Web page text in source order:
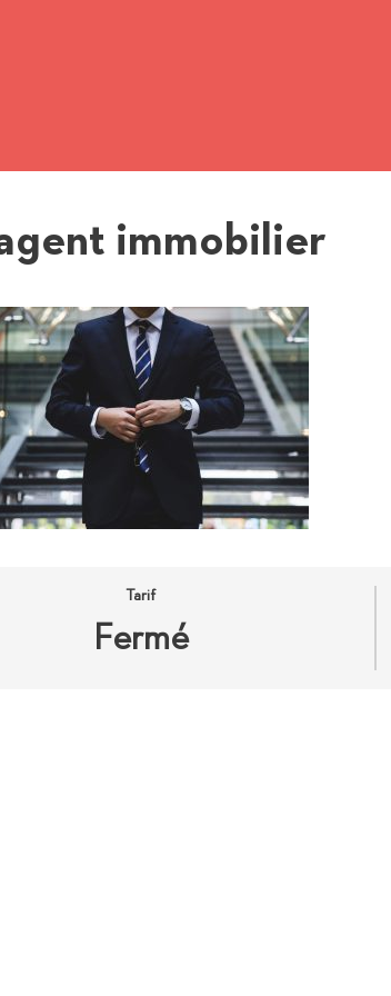
immobilier
Tarif
Fermé